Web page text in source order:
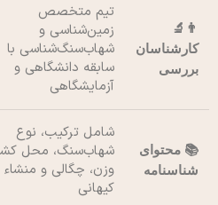
👨‍🔬
کارشناسان
بررسی
تیم متخصص
زمین‌شناسی و
شهاب‌سنگ‌شناسی با
سابقه دانشگاهی و
آزمایشگاهی
📚 محتوای
شناسنامه
شامل ترکیب، نوع
شهاب‌سنگ، محل
وزن، چگالی و منشاء
کیهانی